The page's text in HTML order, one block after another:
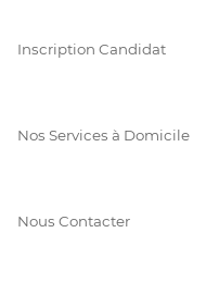
Inscription Candidat
Nos Services à Domicile
Nous Contacter